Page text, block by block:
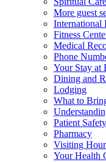
More guest
International
Fitness
Medical
Phone
Your Stay at
Dining and
Lodging
What to
Patient Safety
Pharmacy
Visiting
Your Health